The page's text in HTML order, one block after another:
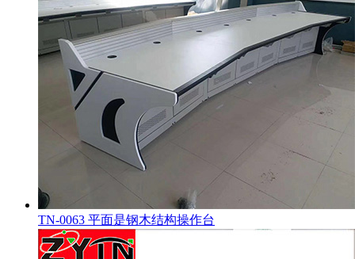
TN-0063 平面是钢木结构操作台